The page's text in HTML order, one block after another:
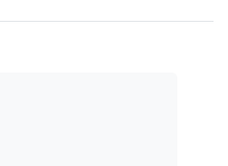
a ter um dos